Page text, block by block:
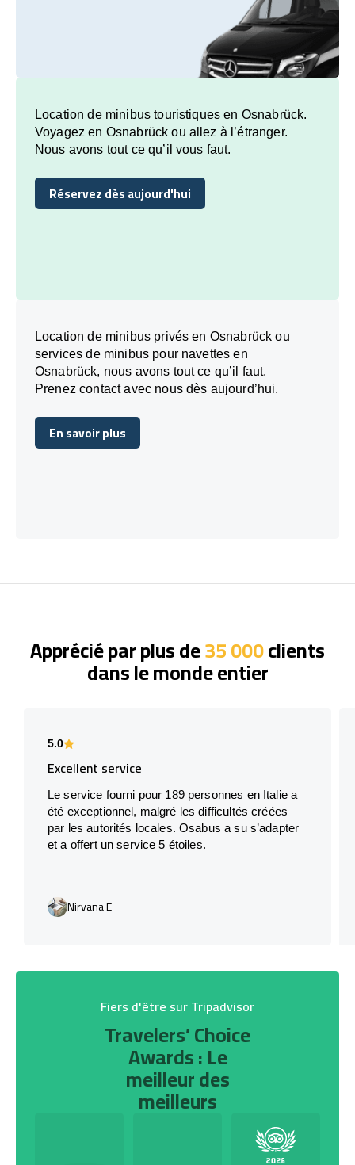
Location de minibus touristiques en Osnabrück.
Voyagez en Osnabrück ou allez à l’étranger.
Nous avons tout ce qu’il vous faut.
Réservez dès aujourd'hui
Réservez dès aujourd'hui
Location de minibus privés en Osnabrück ou
services de minibus pour navettes en
Osnabrück, nous avons tout ce qu’il faut.
Prenez contact avec nous dès aujourd’hui.
En savoir plus
En savoir plus
Apprécié par plus de35 000clients
dans le monde entier
5.0
Excellent service
Le service fourni pour 189 personnes en Italie a
été exceptionnel, malgré les difficultés créées
par les autorités locales. Osabus a su s’adapter
et a offert un service 5 étoiles.
Nirvana E
Fiers d'être sur Tripadvisor
Travelers’ Choice
Awards : Le
meilleur des
meilleurs